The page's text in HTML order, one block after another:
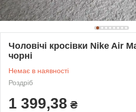
Чоловічі кросівки Nike Air
чорні
Немає в наявності
Роздріб
1 399,38 ₴